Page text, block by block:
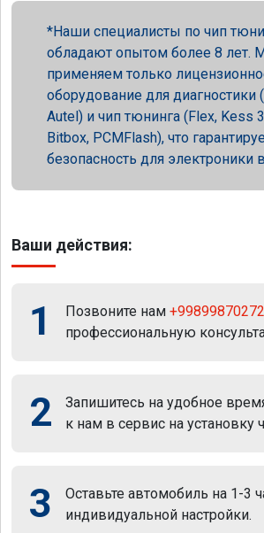
Наши специалисты по чип
обладают опытом более 8 лет.
применяем только
оборудование для диагностики
Autel) и чип тюнинга (Flex, Kess
Bitbox, PCMFlash), что
безопасность для электроники
Ваши действия:
1 Позвоните нам
профессиональную
2
Запишитесь на удобное
к нам в сервис на установку
3
Оставьте автомобиль на 1-3
индивидуальной настройки.